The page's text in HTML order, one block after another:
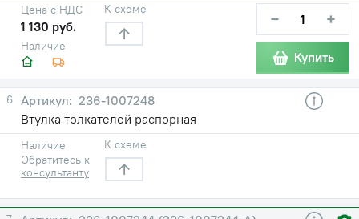
Наличие
Цена с НДС
1 130 руб.
К схеме − +
Купить
6
236-1007248
Втулка толкателей распорная
Наличие
Обратитесь к
консультанту
К схеме